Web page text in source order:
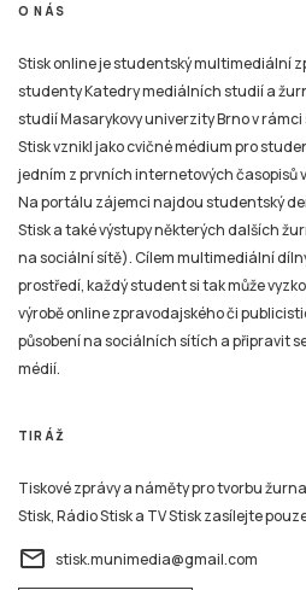
O NÁS
Stisk online je studentský multimediální
studenty Katedry mediálních studií a
studií Masarykovy univerzity Brno v
Stisk vznikl jako cvičné médium pro
jedním z prvních internetových časopisů
Na portálu zájemci najdou studentský
Stisk a také výstupy některých dalších
na sociální sítě). Cílem multimediální
prostředí, každý student si tak může
výrobě online zpravodajského či
působení na sociálních sítích a připravit
médií.
TIRÁŽ
Tiskové zprávy a náměty pro tvorbu
Stisk, Rádio Stisk a TV Stisk zasílejte
email stisk.munimedia@gmail.com